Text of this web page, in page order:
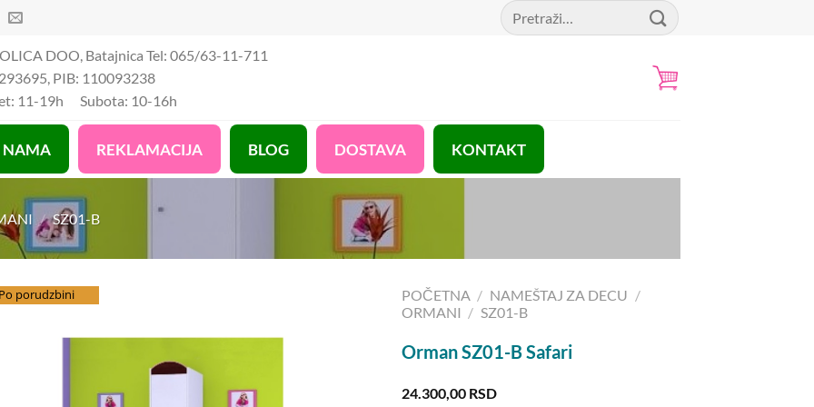
Pretraga
za:
DOO, Batajnica Tel: 065/63-11-711
PIB: 110093238
11-19h Subota: 10-16h
NAMA REKLAMACIJA BLOG DOSTAVA KONTAKT
/ SZ01-B
dostava
Po porudzbini POČETNA / NAMEŠTAJ ZA DECU /
ORMANI / SZ01-B
Orman SZ01-B Safari
24.300,00 RSD